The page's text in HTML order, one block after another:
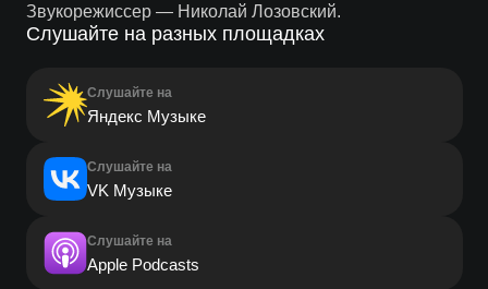
Звукорежиссер — Николай Лозовский.
Слушайте на разных площадках
Слушайте на
Яндекс Музыке
Слушайте на
VK Музыке
Слушайте на
Apple Podcasts